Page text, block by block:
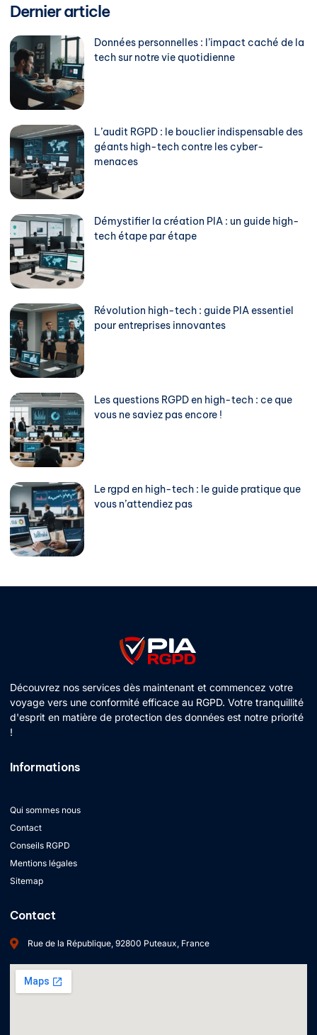
Dernier article
Données personnelles : l’impact caché de la
tech sur notre vie quotidienne
L’audit RGPD : le bouclier indispensable des
géants high-tech contre les cyber-
menaces
Démystifier la création PIA : un guide high-
tech étape par étape
Révolution high-tech : guide PIA essentiel
pour entreprises innovantes
Les questions RGPD en high-tech : ce que
vous ne saviez pas encore !
Le rgpd en high-tech : le guide pratique que
vous n’attendiez pas
Découvrez nos services dès maintenant et commencez votre
voyage vers une conformité efficace au RGPD. Votre tranquillité
d'esprit en matière de protection des données est notre priorité
!
Informations
Qui sommes nous
Contact
Conseils RGPD
Mentions légales
Sitemap
Contact
Rue de la République, 92800 Puteaux, France